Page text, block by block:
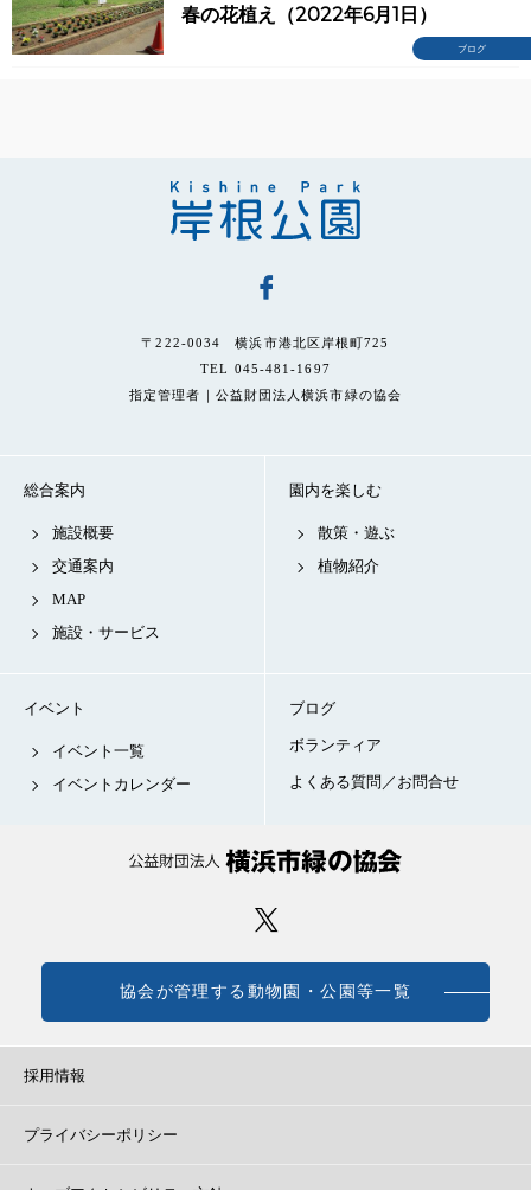
ブログ
春の花植え（2022年6月1日）
〒222-0034 横浜市港北区岸根町725
TEL 045-481-1697
指定管理者｜公益財団法人横浜市緑の協会
総合案内
施設概要
交通案内
MAP
施設・サービス
園内を楽しむ
散策・遊ぶ
植物紹介
イベント
イベント一覧
イベントカレンダー
ブログ
ボランティア
よくある質問／お問合せ
協会が管理する動物園・公園等一覧
採用情報
プライバシーポリシー